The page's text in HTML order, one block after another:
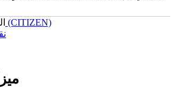
سیتیزن (CITIZEN)